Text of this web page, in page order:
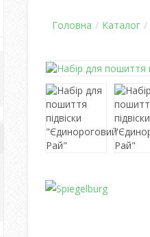
Головна / Каталог /